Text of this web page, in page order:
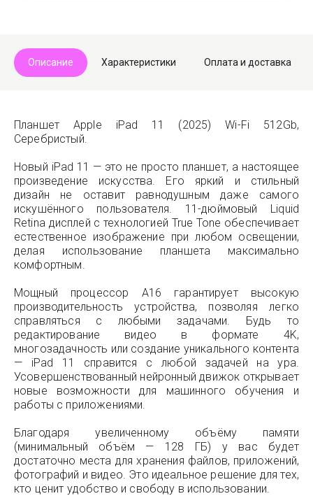
Описание Характеристики Оплата и доставка
Планшет Apple iPad 11 (2025) Wi-Fi 512Gb,
Серебристый.
Новый iPad 11 — это не просто планшет, а настоящее
произведение искусства. Его яркий и стильный
дизайн не оставит равнодушным даже самого
искушённого пользователя. 11-дюймовый Liquid
Retina дисплей с технологией True Tone обеспечивает
естественное изображение при любом освещении,
делая использование планшета максимально
комфортным.
Мощный процессор A16 гарантирует высокую
производительность устройства, позволяя легко
справляться с любыми задачами. Будь то
редактирование видео в формате 4K,
многозадачность или создание уникального контента
— iPad 11 справится с любой задачей на ура.
Усовершенствованный нейронный движок открывает
новые возможности для машинного обучения и
работы с приложениями.
Благодаря увеличенному объёму памяти
(минимальный объём — 128 ГБ) у вас будет
достаточно места для хранения файлов, приложений,
фотографий и видео. Это идеальное решение для тех,
кто ценит удобство и свободу в использовании.